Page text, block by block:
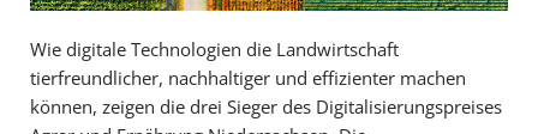
Wie digitale Technologien die Landwirtschaft
tierfreundlicher, nachhaltiger und effizienter machen
können, zeigen die drei Sieger des Digitalisierungspreises